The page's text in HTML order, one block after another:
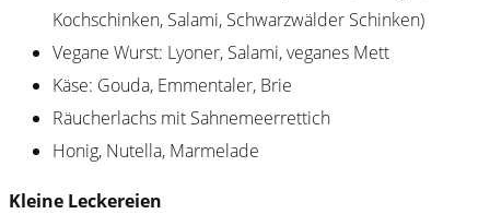
Kochschinken, Salami, Schwarzwälder Schinken)
Vegane Wurst: Lyoner, Salami, veganes Mett
Käse: Gouda, Emmentaler, Brie
Räucherlachs mit Sahnemeerrettich
Honig, Nutella, Marmelade
Kleine Leckereien